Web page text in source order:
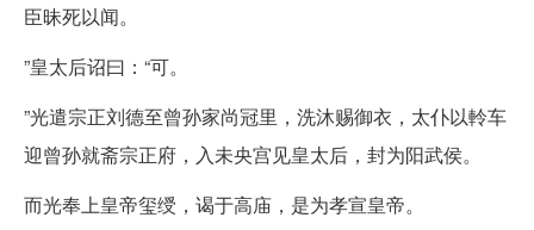
臣昧死以闻。
”皇太后诏曰：“可。
”光遣宗正刘德至曾孙家尚冠里，洗沐赐御衣，太仆以軨车
迎曾孙就斋宗正府，入未央宫见皇太后，封为阳武侯。
而光奉上皇帝玺绶，谒于高庙，是为孝宣皇帝。